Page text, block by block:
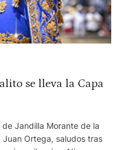
se lleva la Capa
Jandilla Morante de la
Juan Ortega, saludos tras